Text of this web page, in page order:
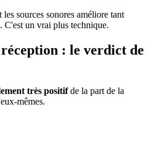
sources sonores améliore tant
C'est un vrai plus technique.
: le verdict de
très positifde la part de la
mêmes.